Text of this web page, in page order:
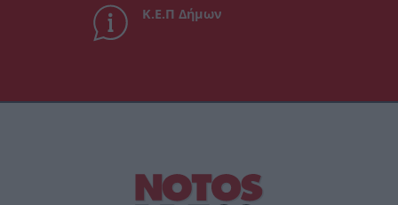
Κ.Ε.Π Δήμων